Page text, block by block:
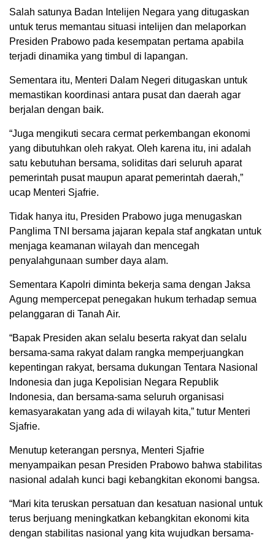
Salah satunya Badan Intelijen Negara yang ditugaskan
untuk terus memantau situasi intelijen dan melaporkan
Presiden Prabowo pada kesempatan pertama apabila
terjadi dinamika yang timbul di lapangan.
Sementara itu, Menteri Dalam Negeri ditugaskan untuk
memastikan koordinasi antara pusat dan daerah agar
berjalan dengan baik.
“Juga mengikuti secara cermat perkembangan ekonomi
yang dibutuhkan oleh rakyat. Oleh karena itu, ini adalah
satu kebutuhan bersama, soliditas dari seluruh aparat
pemerintah pusat maupun aparat pemerintah daerah,”
ucap Menteri Sjafrie.
Tidak hanya itu, Presiden Prabowo juga menugaskan
Panglima TNI bersama jajaran kepala staf angkatan untuk
menjaga keamanan wilayah dan mencegah
penyalahgunaan sumber daya alam.
Sementara Kapolri diminta bekerja sama dengan Jaksa
Agung mempercepat penegakan hukum terhadap semua
pelanggaran di Tanah Air.
“Bapak Presiden akan selalu beserta rakyat dan selalu
bersama-sama rakyat dalam rangka memperjuangkan
kepentingan rakyat, bersama dukungan Tentara Nasional
Indonesia dan juga Kepolisian Negara Republik
Indonesia, dan bersama-sama seluruh organisasi
kemasyarakatan yang ada di wilayah kita,” tutur Menteri
Sjafrie.
Menutup keterangan persnya, Menteri Sjafrie
menyampaikan pesan Presiden Prabowo bahwa stabilitas
nasional adalah kunci bagi kebangkitan ekonomi bangsa.
“Mari kita teruskan persatuan dan kesatuan nasional untuk
terus berjuang meningkatkan kebangkitan ekonomi kita
dengan stabilitas nasional yang kita wujudkan bersama-